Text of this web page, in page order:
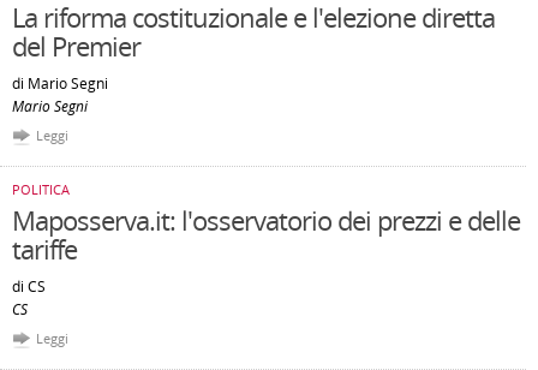
La riforma costituzionale e l'elezione diretta
del Premier
di Mario Segni
Mario Segni
Leggi
POLITICA
Maposserva.it: l'osservatorio dei prezzi e delle
tariffe
di CS
CS
Leggi